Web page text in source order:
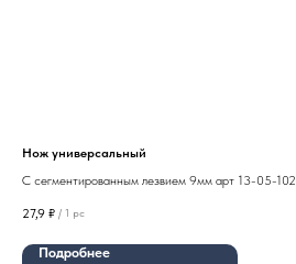
Нож универсальный
С сегментированным лезвием 9мм арт 13-05-102
27,9 ₽ / 1 pc
Подробнее